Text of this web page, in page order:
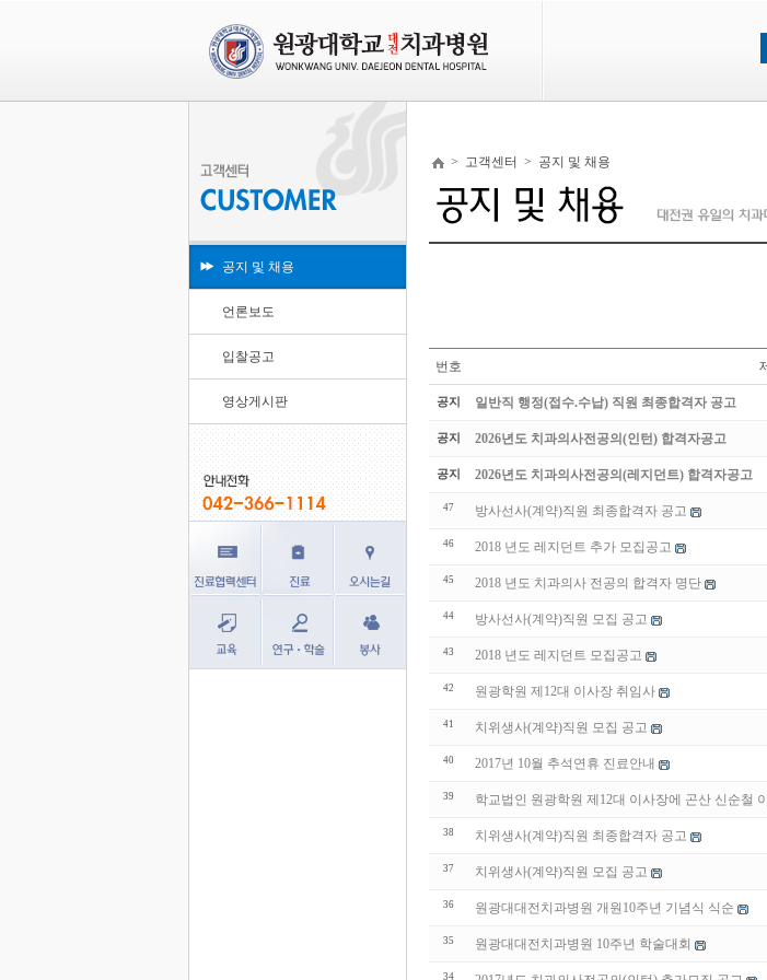
공지 및 채용
언론보도
입찰공고
영상게시판
> 고객센터 > 공지 및 채용
번호
공지 일반직 행정(접수.수납) 직원 최종합격자 공고
공지 2026년도 치과의사전공의(인턴) 합격자공고
공지 2026년도 치과의사전공의(레지던트) 합격자공고
47 방사선사(계약)직원 최종합격자 공고
46 2018 년도 레지던트 추가 모집공고
45 2018 년도 치과의사 전공의 합격자 명단
44 방사선사(계약)직원 모집 공고
43 2018 년도 레지던트 모집공고
42 원광학원 제12대 이사장 취임사
41 치위생사(계약)직원 모집 공고
40 2017년 10월 추석연휴 진료안내
39 학교법인 원광학원 제12대 이사장에 곤산 신순철
38 치위생사(계약)직원 최종합격자 공고
37 치위생사(계약)직원 모집 공고
36 원광대대전치과병원 개원10주년 기념식 식순
35 원광대대전치과병원 10주년 학술대회
34